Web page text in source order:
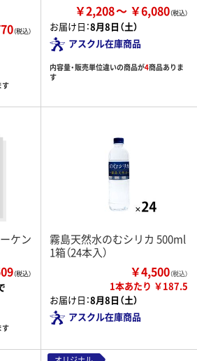
す
￥2,208 ￥6,080
お届け日：8月8日（土）
アスクル在庫商品
内容量・販売単位違いの商品が4商品ありま
す
ケン
す
霧島天然水のむシリカ 500ml
1箱（24本入）
￥4,500（税込）
1本あたり ￥187.5
お届け日：8月8日（土）
アスクル在庫商品